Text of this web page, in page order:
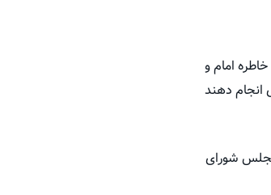
امام و
انجام دهند
شورای